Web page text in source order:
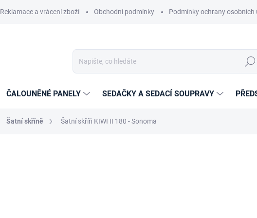
Reklamace a vrácení zboží Obchodní podmínky Podmínky ochrany osobních
Hledat
ČALOUNĚNÉ PANELY SEDAČKY A SEDACÍ SOUPRAVY
Šatní skříně Šatní skříň KIWI II 180 - Sonoma